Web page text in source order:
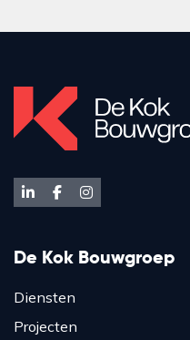
De Kok Bouwgroep
Diensten
Projecten